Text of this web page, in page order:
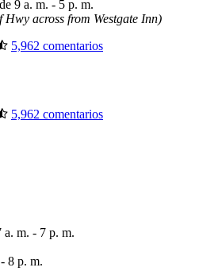
9 a. m. - 5 p. m.
Hwy across from Westgate Inn)
5,962 comentarios
5,962 comentarios
m. - 7 p. m.
8 p. m.